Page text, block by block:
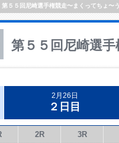
第５５回尼崎選手権競走〜まくってちょ〜
第５５回尼崎選
2月26日
２日目
2R 3R